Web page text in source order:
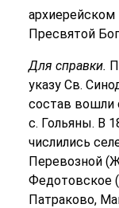
Пресвятой
Для справки.
указу Св.
состав вошли
с. Гольяны. В
числились
Перевозной
Федотовское
Патраково,